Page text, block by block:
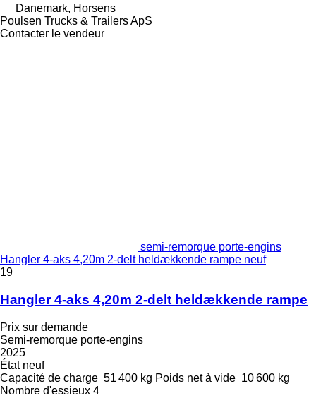
Danemark, Horsens
Poulsen Trucks & Trailers ApS
Contacter le vendeur
semi-remorque porte-engins
Hangler 4-aks 4,20m 2-delt heldækkende rampe neuf
19
Hangler 4-aks 4,20m 2-delt heldækkende rampe
Prix sur demande
Semi-remorque porte-engins
2025
Étatneuf
Capacité de charge 51 400 kg Poids net à vide 10 600 kg
Nombre d'essieux 4